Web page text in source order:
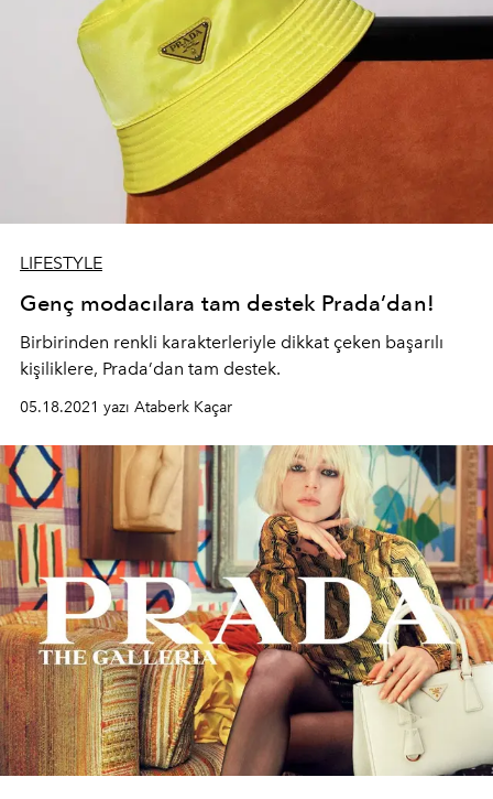
LIFESTYLE
Genç modacılara tam destek Prada’dan!
Birbirinden renkli karakterleriyle dikkat çeken başarılı
kişiliklere, Prada’dan tam destek.
05.18.2021 yazı Ataberk Kaçar